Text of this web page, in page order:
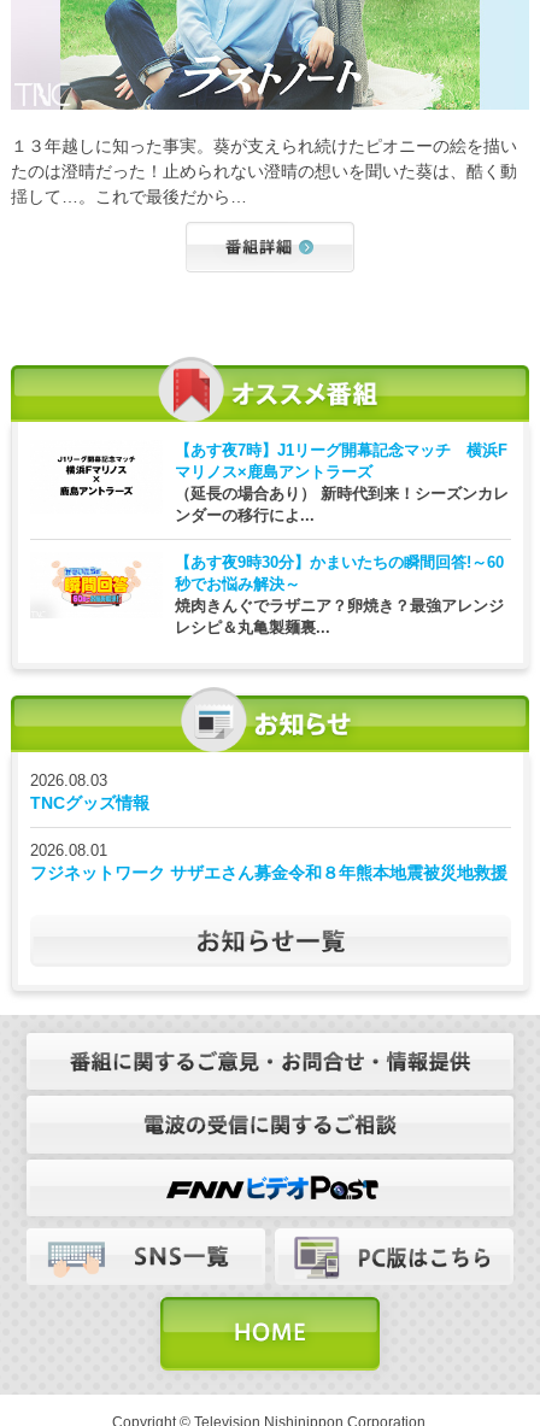
１３年越しに知った事実。葵が支えられ続けたピオニーの絵を描い
たのは澄晴だった！止められない澄晴の想いを聞いた葵は、酷く動
揺して…。これで最後だから…
【あす夜7時】 J1リーグ開幕記念マッチ 横浜F
マリノス×鹿島アントラーズ
（延長の場合あり） 新時代到来！シーズンカレ
ンダーの移行によ...
【あす夜9時30分】 かまいたちの瞬間回答!～60
秒でお悩み解決～
焼肉きんぐでラザニア？卵焼き？最強アレンジ
レシピ＆丸亀製麺裏...
2026.08.03
TNCグッズ情報
2026.08.01
フジネットワーク サザエさん募金令和８年熊本地震被災地救援
Copyright © Television Nishinippon Corporation.